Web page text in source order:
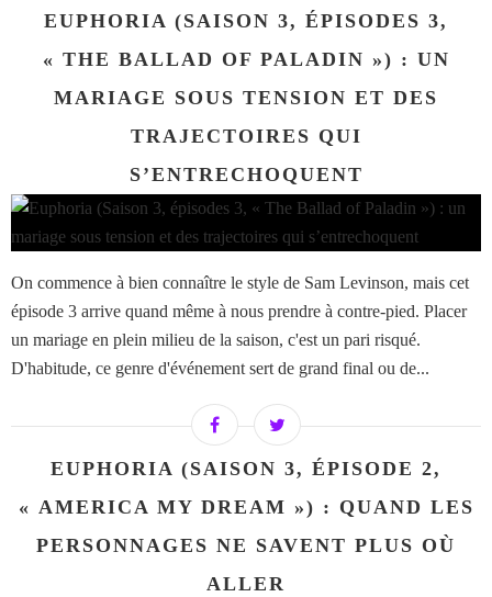
EUPHORIA (SAISON 3, ÉPISODES 3,
« THE BALLAD OF PALADIN ») : UN
MARIAGE SOUS TENSION ET DES
TRAJECTOIRES QUI
S’ENTRECHOQUENT
On commence à bien connaître le style de Sam Levinson, mais cet
épisode 3 arrive quand même à nous prendre à contre-pied. Placer
un mariage en plein milieu de la saison, c'est un pari risqué.
D'habitude, ce genre d'événement sert de grand final ou de...
EUPHORIA (SAISON 3, ÉPISODE 2,
« AMERICA MY DREAM ») : QUAND LES
PERSONNAGES NE SAVENT PLUS OÙ
ALLER